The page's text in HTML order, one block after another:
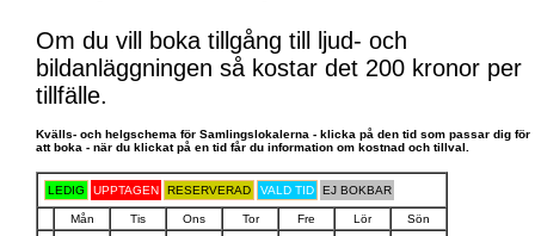
Om du vill boka tillgång till ljud- och
bildanläggningen så kostar det 200 kronor per
tillfälle.
Kvälls- och helgschema för Samlingslokalerna - klicka på den tid som passar dig för
att boka - när du klickat på en tid får du information om kostnad och tillval.
LEDIG UPPTAGEN RESERVERAD VALD TID EJ BOKBAR
Mån Tis Ons Tor Fre Lör
Sön